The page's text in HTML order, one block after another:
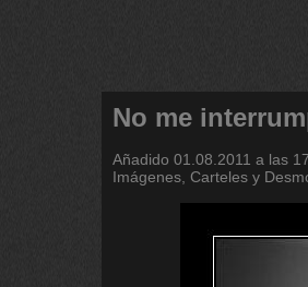
No me
Añadido 01.08.2011 a las
Imágenes, Carteles y